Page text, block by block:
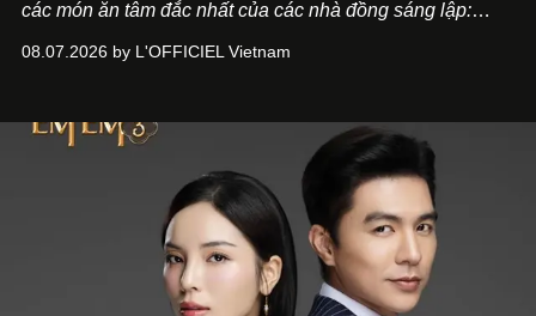
các món ăn tâm đắc nhất của các nhà đồng sáng lập:
món ăn đa dạng từ Á đến Âu nhanh chóng được yêu thích
mang đến niềm vui cho thực khách.
08.07.2026 by L'OFFICIEL Vietnam